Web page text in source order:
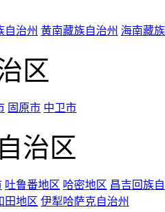
自治州 黄南藏族自治州 海南藏
区
固原市 中卫市
治区
吐鲁番地区 哈密地区 昌吉回族
田地区 伊犁哈萨克自治州